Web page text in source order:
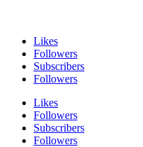
Likes
Followers
Subscribers
Followers
Likes
Followers
Subscribers
Followers